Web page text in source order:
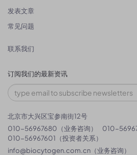
发表文章
常见问题
联系我们
订阅我们的最新资讯
北京市大兴区宝参南街12号
010-56967680（业务咨询）
010-
010-56967601（投资者关系）
info@biocytogen.com.cn （业务咨询）